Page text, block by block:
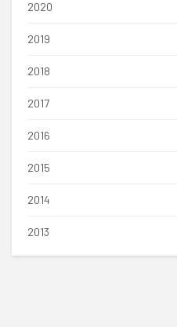
2020
2019
2018
2017
2016
2015
2014
2013